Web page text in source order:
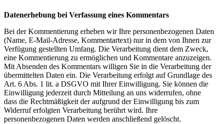
Datenerhebung bei Verfassung eines Kommentars
Bei der Kommentierung erheben wir Ihre personenbezogenen Daten
(Name, E-Mail-Adresse, Kommentartext) nur in dem von Ihnen zur
Verfügung gestellten Umfang. Die Verarbeitung dient dem Zweck,
eine Kommentierung zu ermöglichen und Kommentare anzuzeigen.
Mit Absenden des Kommentars willigen Sie in die Verarbeitung der
übermittelten Daten ein. Die Verarbeitung erfolgt auf Grundlage des
Art. 6 Abs. 1 lit. a DSGVO mit Ihrer Einwilligung. Sie können die
Einwilligung jederzeit durch Mitteilung an uns widerrufen, ohne
dass die Rechtmäßigkeit der aufgrund der Einwilligung bis zum
Widerruf erfolgten Verarbeitung berührt wird. Ihre
personenbezogenen Daten werden anschließend gelöscht.